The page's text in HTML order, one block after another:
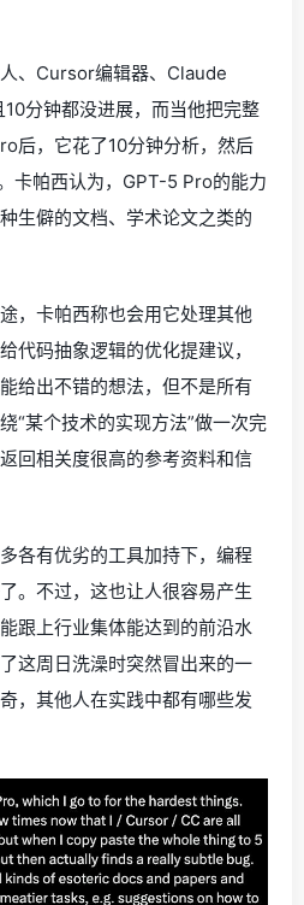
、Cursor编辑器、Claude
分钟都没进展，而当他把完整
后，它花了10分钟分析，然后
卡帕西认为，GPT-5 Pro的能力
生僻的文档、学术论文之类的
，卡帕西称也会用它处理其他
代码抽象逻辑的优化提建议，
给出不错的想法，但不是所有
“某个技术的实现方法”做一次完
回相关度很高的参考资料和信
各有优劣的工具加持下，编程
。不过，这也让人很容易产生
跟上行业集体能达到的前沿水
这周日洗澡时突然冒出来的一
，其他人在实践中都有哪些发